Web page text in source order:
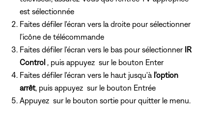
est sélectionnée
Faites défiler l'écran vers la droite pour sélectionner
l'icône de télécommande
Faites défiler l'écran vers le bas pour sélectionner IR
Control , puis appuyez sur le bouton Enter
Faites défiler l'écran vers le haut jusqu'à l'option
arrêt, puis appuyez sur le bouton Entrée
Appuyez sur le bouton sortie pour quitter le menu.